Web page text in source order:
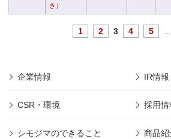
き）
1 2 3 4 5
企業情報 IR情報
CSR・環境 採用情
シモジマのできること 商品紹